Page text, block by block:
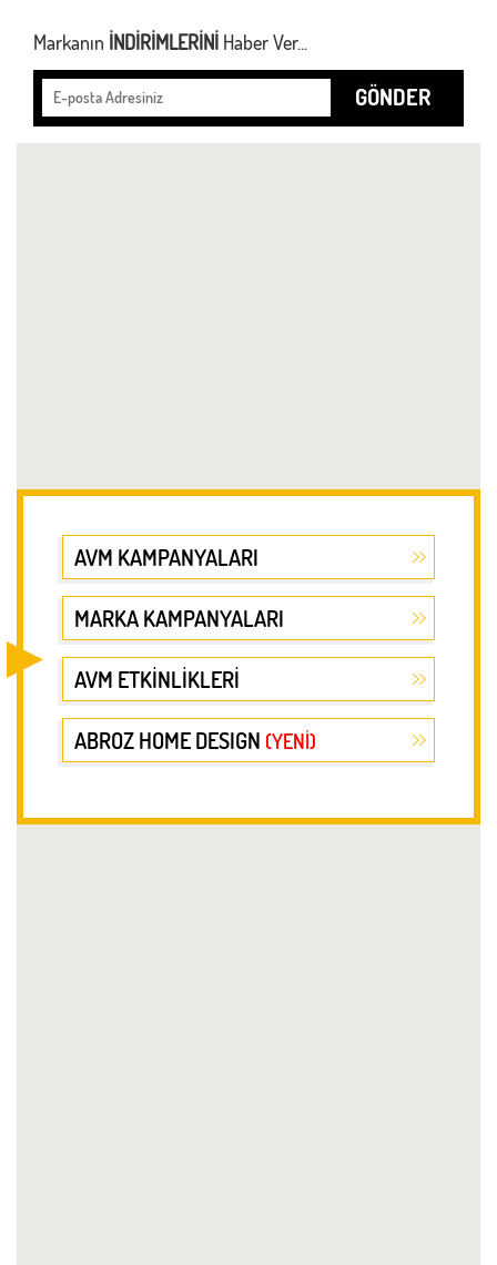
Markanın İNDİRİMLERİNİ Haber Ver...
GÖNDER
AVM KAMPANYALARI
MARKA KAMPANYALARI
AVM ETKİNLİKLERİ
ABROZ HOME DESIGN (YENİ)